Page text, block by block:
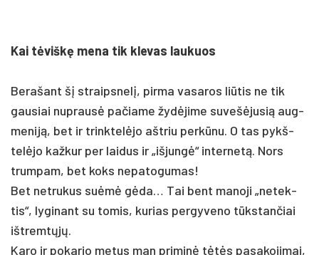
Kai tėviškę me­na tik kle­vas lau­kuos
Be­ra­šant šį straips­nelį, pir­ma va­sa­ros liū­tis ne tik
gau­siai nu­prausė pa­čia­me žydė­ji­me su­vešė­ju­sią aug­
me­niją, bet ir trink­telė­jo ašt­riu per­kūnu. O tas pykš­
telė­jo kaž­kur per lai­dus ir „iš­jungė“ in­ter­netą. Nors
trum­pam, bet koks ne­pa­to­gu­mas!
Bet ne­tru­kus su­ėmė gėda… Tai bent ma­no­ji „ne­tek­
tis“, ly­gi­nant su to­mis, ku­rias per­gy­ve­no tūkstan­čiai
išt­remtųjų.
Ka­ro ir po­ka­rio me­tus man pri­minė tėtės pa­sa­ko­ji­mai,